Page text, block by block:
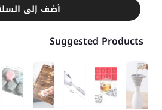
أضف إلى
Suggested Products